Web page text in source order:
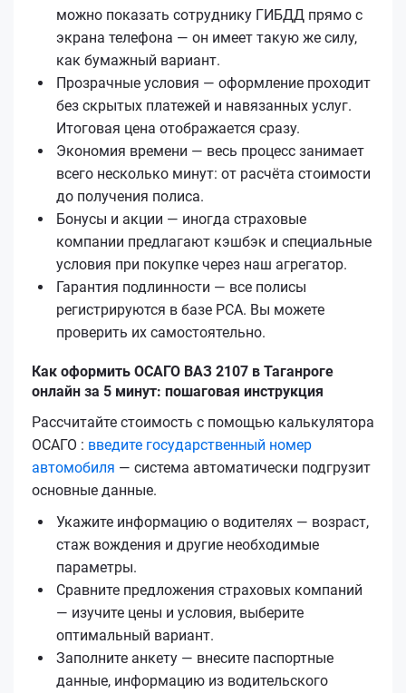
можно показать сотруднику ГИБДД прямо с
экрана телефона — он имеет такую же силу,
как бумажный вариант.
Прозрачные условия — оформление проходит
без скрытых платежей и навязанных услуг.
Итоговая цена отображается сразу.
Экономия времени — весь процесс занимает
всего несколько минут: от расчёта стоимости
до получения полиса.
Бонусы и акции — иногда страховые
компании предлагают кэшбэк и специальные
условия при покупке через наш агрегатор.
Гарантия подлинности — все полисы
регистрируются в базе РСА. Вы можете
проверить их самостоятельно.
Как оформить ОСАГО ВАЗ 2107 в Таганроге
онлайн за 5 минут: пошаговая инструкция
Рассчитайте стоимость с помощью калькулятора
ОСАГО : введите государственный номер
автомобиля — система автоматически подгрузит
основные данные.
Укажите информацию о водителях — возраст,
стаж вождения и другие необходимые
параметры.
Сравните предложения страховых компаний
— изучите цены и условия, выберите
оптимальный вариант.
Заполните анкету — внесите паспортные
данные, информацию из водительского